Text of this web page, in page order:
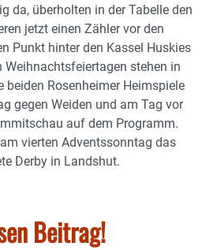
da, überholten in der Tabelle den
jetzt einen Zähler vor den
Punkt hinter den Kassel Huskies
Weihnachtsfeiertagen stehen in
beiden Rosenheimer Heimspiele
gegen Weiden und am Tag vor
auf dem Programm.
vierten Adventssonntag das
Derby in Landshut.
Beitrag!